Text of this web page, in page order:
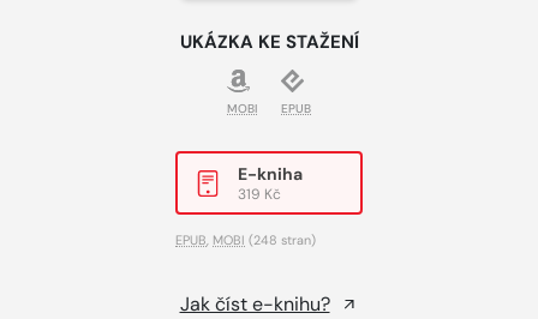
UKÁZKA KE STAŽENÍ
MOBI EPUB
E-kniha
319 Kč
EPUB, MOBI (248 stran)
Jak číst e-knihu?